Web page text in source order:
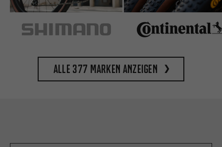
Alle 377 Marken anzeigen